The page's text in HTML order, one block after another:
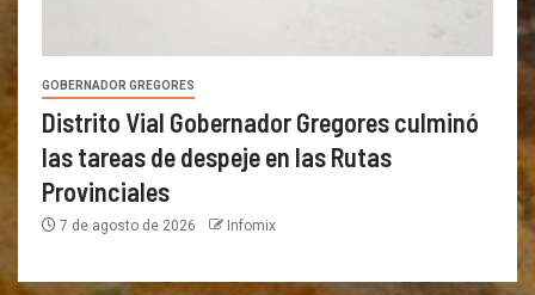
GOBERNADOR GREGORES
Distrito Vial Gobernador Gregores culminó
las tareas de despeje en las Rutas
Provinciales
7 de agosto de 2026 Infomix